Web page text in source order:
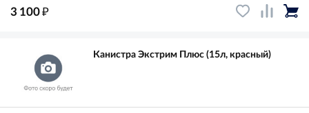
3 100₽
Канистра Экстрим Плюс (15л, красный)